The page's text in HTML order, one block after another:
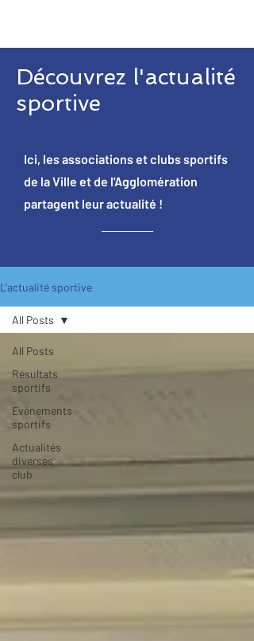
Découvrez l'actualité
sportive
Ici, les associations et clubs sportifs
de la Ville et de l'Agglomération
partagent leur actualité !
L'actualité sportive
All Posts
Résultats
sportifs
Evènements
sportifs
Actualités
diverses
club
All Posts